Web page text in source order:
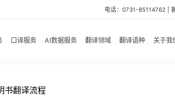
电话：0731-85114762 |
口译服务 AI数据服务 翻译领域 翻译语种 关于我
书翻译流程